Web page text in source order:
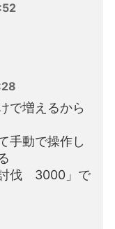
で増えるから
手動で操作し
討伐 3000」で